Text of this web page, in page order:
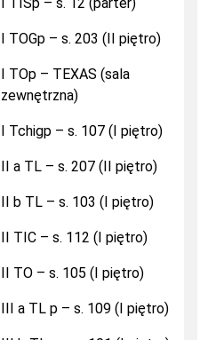
I TISp – s. 12 (parter)
I TOGp – s. 203 (II piętro)
I TOp – TEXAS (sala
zewnętrzna)
I Tchigp – s. 107 (I piętro)
II a TL – s. 207 (II piętro)
II b TL – s. 103 (I piętro)
II TIC – s. 112 (I piętro)
II TO – s. 105 (I piętro)
III a TL p – s. 109 (I piętro)